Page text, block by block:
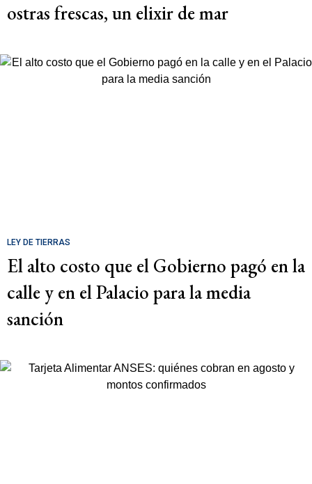
ostras frescas, un elixir de mar
LEY DE TIERRAS
El alto costo que el Gobierno pagó en la
calle y en el Palacio para la media
sanción